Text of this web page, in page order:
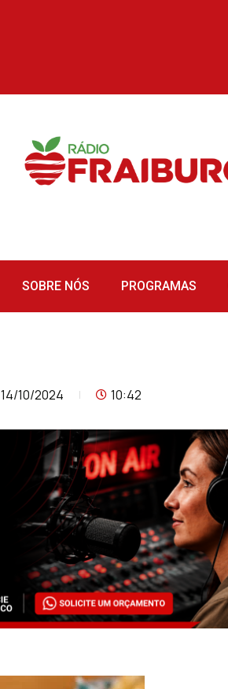
SOBRE NÓS PROGRAMAS
14/10/2024 10:42